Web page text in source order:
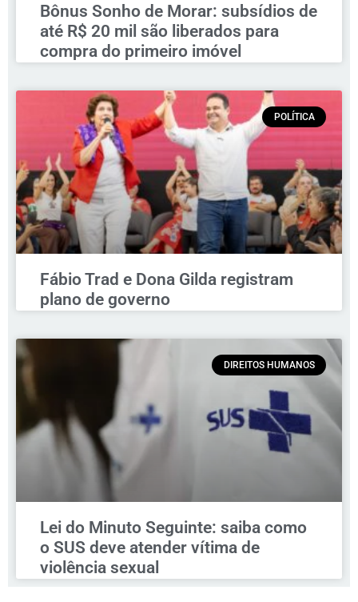
Bônus Sonho de Morar: subsídios de
até R$ 20 mil são liberados para
compra do primeiro imóvel
POLÍTICA
Fábio Trad e Dona Gilda registram
plano de governo
DIREITOS HUMANOS
Lei do Minuto Seguinte: saiba como
o SUS deve atender vítima de
violência sexual